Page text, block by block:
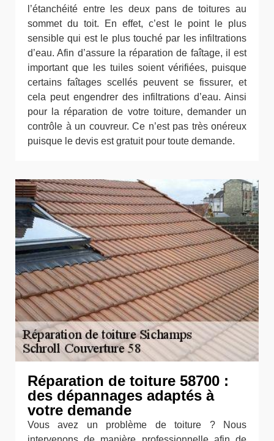
l’étanchéité entre les deux pans de toitures au
sommet du toit. En effet, c’est le point le plus
sensible qui est le plus touché par les infiltrations
d’eau. Afin d’assure la réparation de faîtage, il est
important que les tuiles soient vérifiées, puisque
certains faîtages scellés peuvent se fissurer, et
cela peut engendrer des infiltrations d’eau. Ainsi
pour la réparation de votre toiture, demander un
contrôle à un couvreur. Ce n’est pas très onéreux
puisque le devis est gratuit pour toute demande.
Réparation de toiture 58700 :
des dépannages adaptés à
votre demande
Vous avez un problème de toiture ? Nous